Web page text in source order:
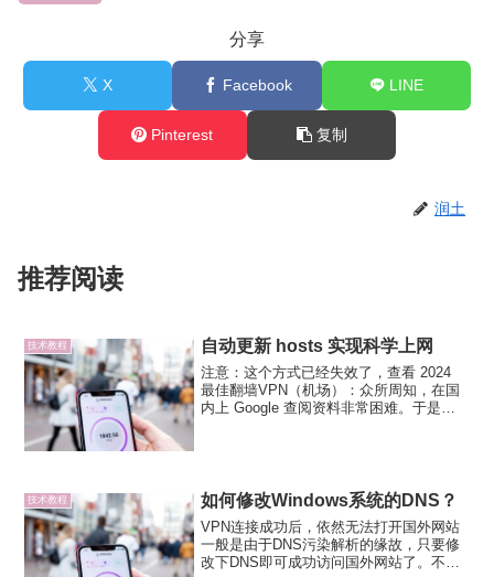
分享
X Facebook LINE
Pinterest 复制
润土
推荐阅读
技术教程 自动更新 hosts 实现科学上网
注意：这个方式已经失效了，查看 2024
最佳翻墙VPN（机场）：众所周知，在国
内上 Google 查阅资料非常困难。于是出
技术教程 如何修改Windows系统的DNS？
VPN连接成功后，依然无法打开国外网站
一般是由于DNS污染解析的缘故，只要修
改下DNS即可成功访问国外网站了。不同